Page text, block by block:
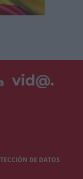
DE DATOS